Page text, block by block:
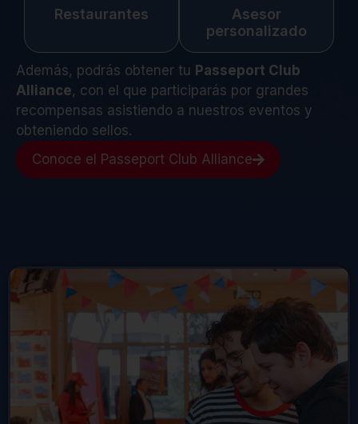
Restaurantes
Asesor
personalizado
Además, podrás obtener tu Passeport Club
Alliance, con el que participarás por grandes
recompensas asistiendo a nuestros eventos y
obteniendo sellos.
Conoce el Passeport Club Alliance